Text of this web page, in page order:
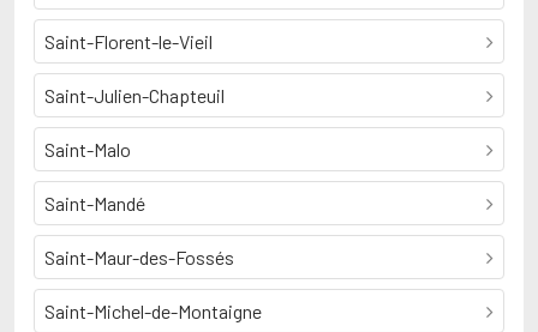
Saint-Florent-le-Vieil
Saint-Julien-Chapteuil
Saint-Malo
Saint-Mandé
Saint-Maur-des-Fossés
Saint-Michel-de-Montaigne